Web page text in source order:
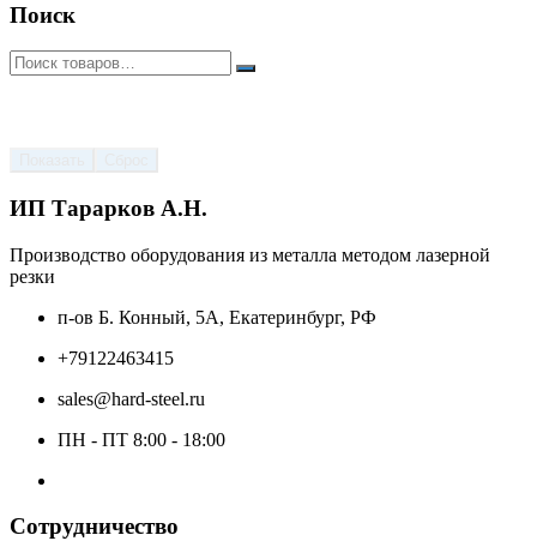
Поиск
ИП Тарарков А.Н.
Производство оборудования из металла методом лазерной
резки
п-ов Б. Конный, 5А, Екатеринбург, РФ
+79122463415
sales@hard-steel.ru
ПН - ПТ 8:00 - 18:00
Сотрудничество